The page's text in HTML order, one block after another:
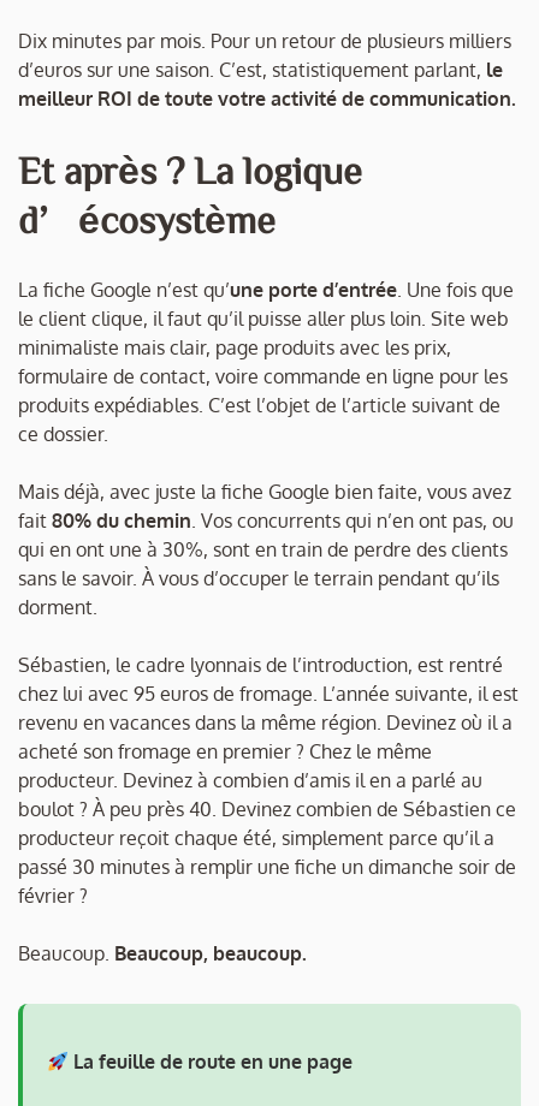
Dix minutes par mois. Pour un retour de plusieurs milliers
d’euros sur une saison. C’est, statistiquement parlant, le
meilleur ROI de toute votre activité de communication.
Et après ? La logique
d’écosystème
La fiche Google n’est qu’une porte d’entrée. Une fois que
le client clique, il faut qu’il puisse aller plus loin. Site web
minimaliste mais clair, page produits avec les prix,
formulaire de contact, voire commande en ligne pour les
produits expédiables. C’est l’objet de l’article suivant de
ce dossier.
Mais déjà, avec juste la fiche Google bien faite, vous avez
fait 80% du chemin. Vos concurrents qui n’en ont pas, ou
qui en ont une à 30%, sont en train de perdre des clients
sans le savoir. À vous d’occuper le terrain pendant qu’ils
dorment.
Sébastien, le cadre lyonnais de l’introduction, est rentré
chez lui avec 95 euros de fromage. L’année suivante, il est
revenu en vacances dans la même région. Devinez où il a
acheté son fromage en premier ? Chez le même
producteur. Devinez à combien d’amis il en a parlé au
boulot ? À peu près 40. Devinez combien de Sébastien ce
producteur reçoit chaque été, simplement parce qu’il a
passé 30 minutes à remplir une fiche un dimanche soir de
février ?
Beaucoup. Beaucoup, beaucoup.
La feuille de route en une page